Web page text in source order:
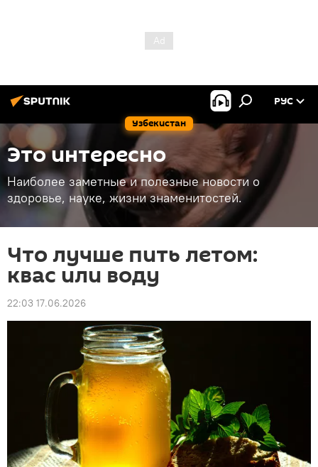
Узбекистан
РУС
Это интересно
Наиболее заметные и полезные новости о
здоровье, науке, жизни знаменитостей.
Что лучше пить летом:
квас или воду
22:03 17.06.2026